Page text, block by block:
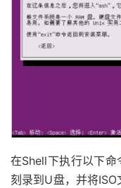
在Shell下执行以下
刻录到U盘，并将